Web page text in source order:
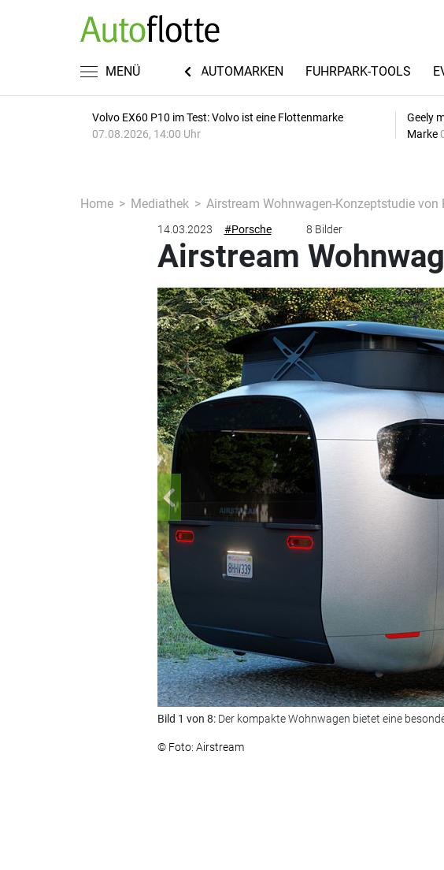
MENÜ
RECHT & STEUERN AUTOMARKEN FUHRPARK-TOOLS
Volvo EX60 P10 im Test: Volvo ist eine Flottenmarke
07.08.2026, 14:00 Uhr
Geely
Marke
Home Mediathek Airstream Wohnwagen-Konzeptstudie von
14.03.2023 #Porsche 8 Bilder
Airstream
Bild 1 von 8: Der kompakte Wohnwagen bietet eine
© Foto: Airstream